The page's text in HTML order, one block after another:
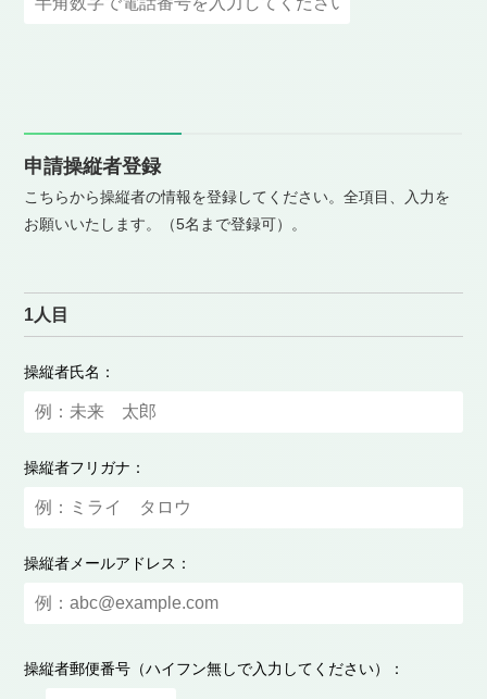
申請操縦者登録
こちらから操縦者の情報を登録してください。全項目、入力を
お願いいたします。（5名まで登録可）。
1人目
操縦者氏名：
操縦者フリガナ：
操縦者メールアドレス：
操縦者郵便番号（ハイフン無しで入力してください）：